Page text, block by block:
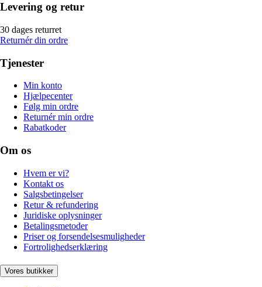
Levering og retur
30 dages returret
Returnér din ordre
Tjenester
Min konto
Hjælpecenter
Følg min ordre
Returnér min ordre
Rabatkoder
Om os
Hvem er vi?
Kontakt os
Salgsbetingelser
Retur & refundering
Juridiske oplysninger
Betalingsmetoder
Priser og forsendelsesmuligheder
Fortrolighedserklæring
Vores butikker